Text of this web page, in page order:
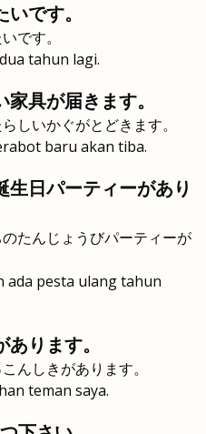
です。
です。
tahun lagi.
具が届きます。
しいかぐがとどきます。
baru akan tiba.
日パーティーがあり
たんじょうびパーティーが
ada pesta ulang tahun
ります。
んしきがあります。
teman saya.